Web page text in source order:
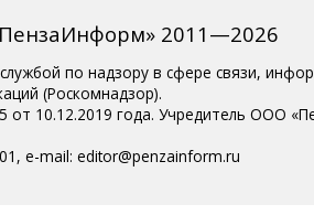
2011—2026
по надзору в сфере связи,
(Роскомнадзор).
10.12.2019 года. Учредитель ООО
e-mail: editor@penzainform.ru